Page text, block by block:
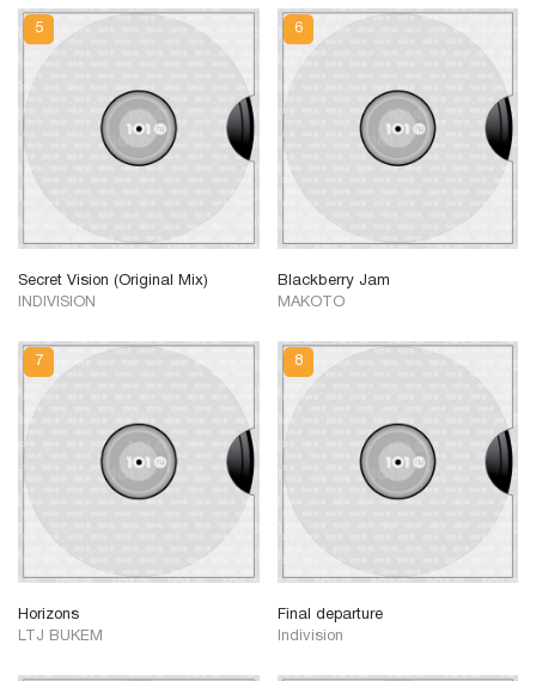
Secret Vision (Original Mix)
INDIVISION
Blackberry Jam
MAKOTO
Horizons
LTJ BUKEM
Final departure
Indivision